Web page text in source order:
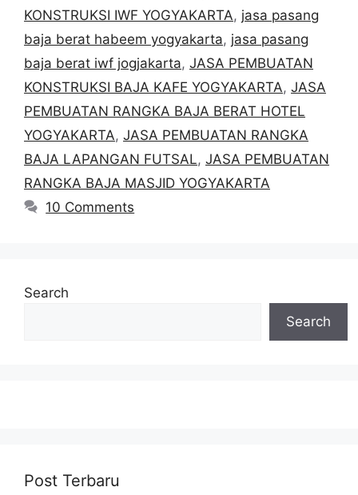
KONSTRUKSI IWF YOGYAKARTA, jasa pasang
baja berat habeem yogyakarta, jasa pasang
baja berat iwf jogjakarta, JASA PEMBUATAN
KONSTRUKSI BAJA KAFE YOGYAKARTA, JASA
PEMBUATAN RANGKA BAJA BERAT HOTEL
YOGYAKARTA, JASA PEMBUATAN RANGKA
BAJA LAPANGAN FUTSAL, JASA PEMBUATAN
RANGKA BAJA MASJID YOGYAKARTA
10 Comments
Search
Search
Post Terbaru